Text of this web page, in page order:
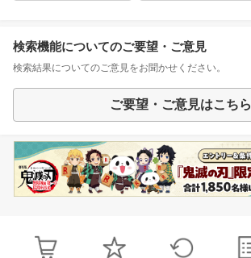
検索機能についてのご要望・ご意見
検索結果についてのご意見をお聞かせください。
ご要望・ご意見はこちら